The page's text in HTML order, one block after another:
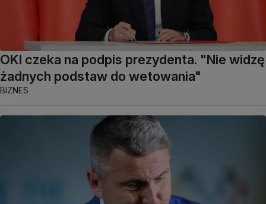
OKI czeka na podpis prezydenta. "Nie widzę
żadnych podstaw do wetowania"
BIZNES